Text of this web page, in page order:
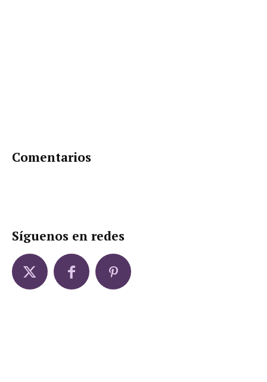
Comentarios
Síguenos en redes